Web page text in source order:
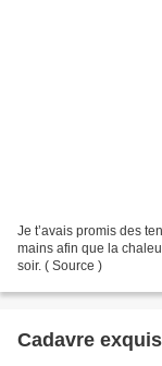
Je t’avais promis des
mains afin que la
soir. ( Source )
Cadavre